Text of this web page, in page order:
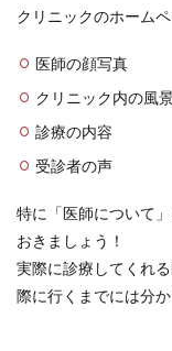
クリニックのホーム
医師の顔写真
クリニック内の風
診療の内容
受診者の声
特に「医師について
おきましょう！
実際に診療してくれ
際に行くまでには分